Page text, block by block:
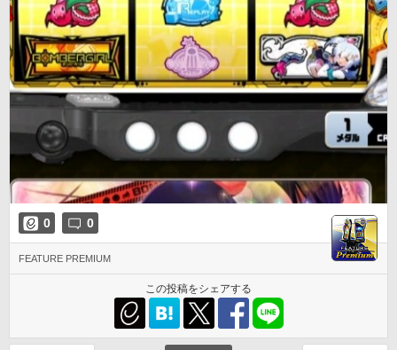
0 0
FEATURE PREMIUM
この投稿をシェアする